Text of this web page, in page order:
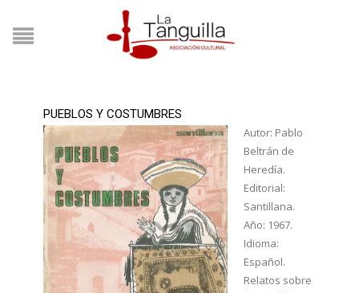
PUEBLOS Y COSTUMBRES
Autor: Pablo
Beltrán de
Heredía.
Editorial:
Santillana.
Año: 1967.
Idioma:
Español.
Relatos sobre